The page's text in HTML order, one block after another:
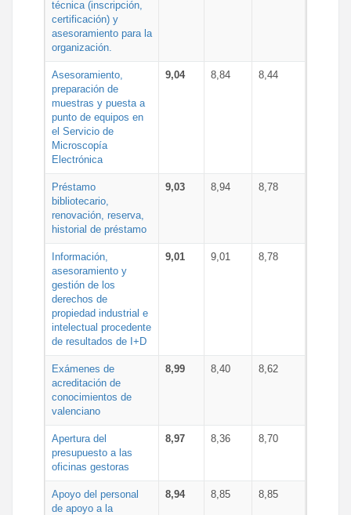
técnica (inscripción,
certificación) y
asesoramiento para la
organización.
Asesoramiento,
preparación de
muestras y puesta a
punto de equipos en
el Servicio de
Microscopía
Electrónica
9,04 8,84 8,44
Préstamo
bibliotecario,
renovación, reserva,
historial de préstamo
9,03 8,94 8,78
Información,
asesoramiento y
gestión de los
derechos de
propiedad industrial e
intelectual procedente
de resultados de I+D
9,01 9,01 8,78
Exámenes de
acreditación de
conocimientos de
valenciano
8,99 8,40 8,62
Apertura del
presupuesto a las
oficinas gestoras
8,97 8,36 8,70
Apoyo del personal
de apoyo a la
8,94 8,85 8,85